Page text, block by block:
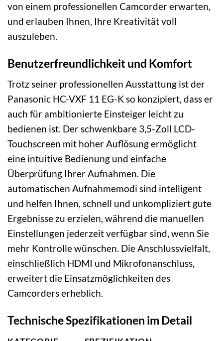
von einem professionellen Camcorder erwarten,
und erlauben Ihnen, Ihre Kreativität voll
auszuleben.
Benutzerfreundlichkeit und Komfort
Trotz seiner professionellen Ausstattung ist der
Panasonic HC-VXF 11 EG-K so konzipiert, dass er
auch für ambitionierte Einsteiger leicht zu
bedienen ist. Der schwenkbare 3,5-Zoll LCD-
Touchscreen mit hoher Auflösung ermöglicht
eine intuitive Bedienung und einfache
Überprüfung Ihrer Aufnahmen. Die
automatischen Aufnahmemodi sind intelligent
und helfen Ihnen, schnell und unkompliziert gute
Ergebnisse zu erzielen, während die manuellen
Einstellungen jederzeit verfügbar sind, wenn Sie
mehr Kontrolle wünschen. Die Anschlussvielfalt,
einschließlich HDMI und Mikrofonanschluss,
erweitert die Einsatzmöglichkeiten des
Camcorders erheblich.
Technische Spezifikationen im Detail